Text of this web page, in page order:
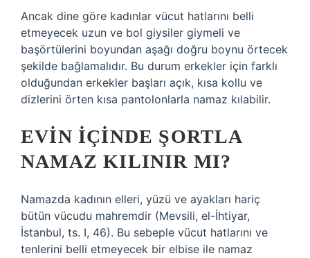
Ancak dine göre kadınlar vücut hatlarını belli
etmeyecek uzun ve bol giysiler giymeli ve
başörtülerini boyundan aşağı doğru boynu örtecek
şekilde bağlamalıdır. Bu durum erkekler için farklı
olduğundan erkekler başları açık, kısa kollu ve
dizlerini örten kısa pantolonlarla namaz kılabilir.
EVIN IÇINDE ŞORTLA
NAMAZ KILINIR MI?
Namazda kadının elleri, yüzü ve ayakları hariç
bütün vücudu mahremdir (Mevsili, el-İhtiyar,
İstanbul, ts. I, 46). Bu sebeple vücut hatlarını ve
tenlerini belli etmeyecek bir elbise ile namaz